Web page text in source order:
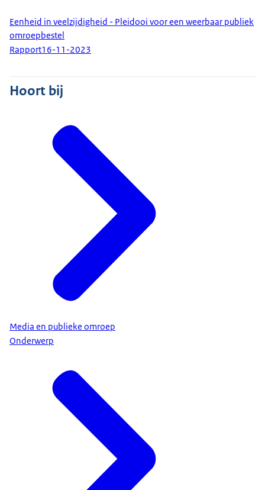
Eenheid in veelzijdigheid - Pleidooi voor een weerbaar publiek
omroepbestel
Rapport16-11-2023
Hoort bij
Media en publieke omroep
Onderwerp